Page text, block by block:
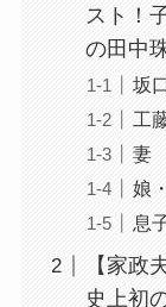
スト！
の田中
坂
工
妻
娘
息
【家政
史上初